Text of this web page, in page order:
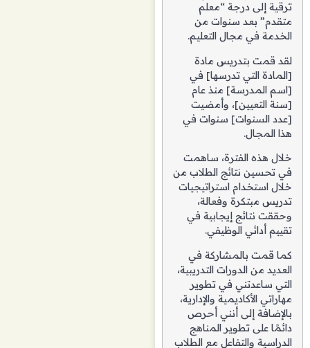
ترقية إلى درجة “معلم
متقدم” بعد سنوات من
الخدمة في مجال التعليم.
لقد قمت بتدريس مادة
[المادة التي تدرسها] في
[اسم المدرسة] منذ عام
[سنة التعيين]، وأمضيت
[عدد السنوات] سنوات في
هذا المجال.
خلال هذه الفترة، ساهمت
في تحسين نتائج الطلاب من
خلال استخدام استراتيجيات
تدريس مبتكرة وفعالة،
وحققت نتائج إيجابية في
تقييم أدائي الوظيفي.
كما قمت بالمشاركة في
العديد من الدورات التدريبية،
التي ساعدتني في تطوير
مهاراتي الأكاديمية والإدارية،
بالإضافة إلى أنني أحرص
دائمًا على تطوير المناهج
الدراسية والتفاعل مع الطلاب